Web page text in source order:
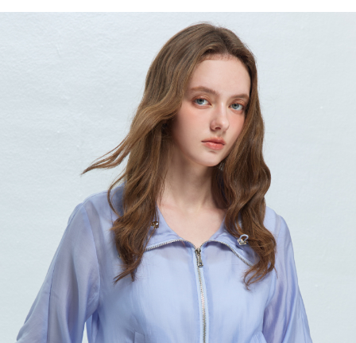
每筆NT$80，滿NT$2,000(含以上)免運費
每筆NT$80，滿NT$2,000(含以上)免運費
每筆NT$80，滿NT$2,000(含以上)免運費
每筆NT$120，滿NT$2,000(含以上)免運費
每筆NT$400，滿NT$2,000(含以上)免運費
付款後門市自取
免運費
國家/地區配送 查看運費